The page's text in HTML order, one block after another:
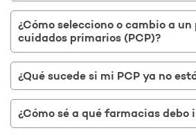
¿Cómo selecciono o cambio a un
cuidados primarios (PCP)?
¿Qué sucede si mi PCP ya no
¿Cómo sé a qué farmacias debo